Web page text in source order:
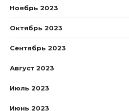
Ноябрь 2023
Октябрь 2023
Сентябрь 2023
Август 2023
Июль 2023
Июнь 2023